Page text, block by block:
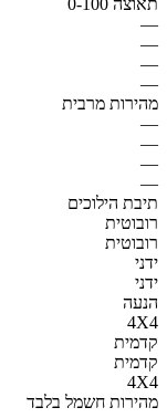
—
—
—
—
מהירות מרבית
—
—
—
—
תיבת הילוכים
רובוטית
רובוטית
ידני
ידני
הנעה
4X4
קדמית
קדמית
4X4
מהירות חשמל בלבד